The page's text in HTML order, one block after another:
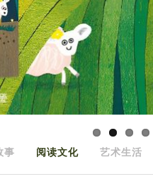
事 阅读文化 艺术生活